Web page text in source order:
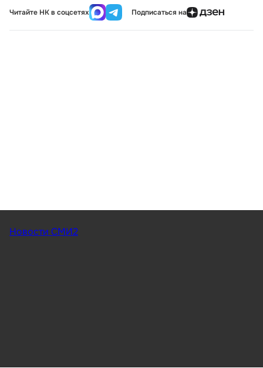
Читайте НК в соцсетях Подписаться на
Новости СМИ2